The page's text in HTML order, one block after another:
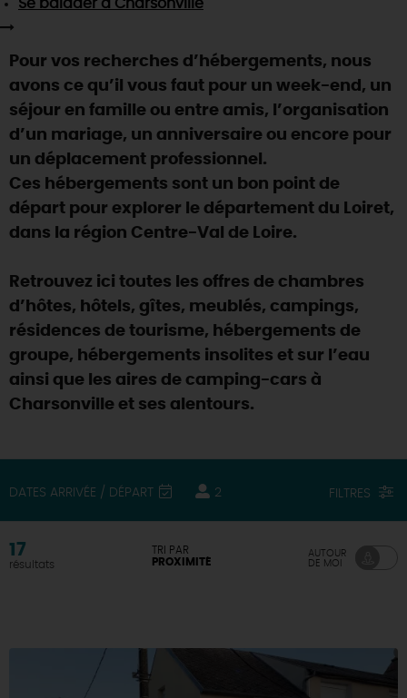
Visitesgourmandesetcréatives
Chic,une aire de pique-nique
Par ici lesguinguettes
Que rapporter du Loiret ?
La Route desMétiers d'Art
TOUT L'ART DE VIVRE
(re)Découvrir les coulisses de la Faïencerie de
Expérimenterles parcours Baludik🕵️
Rendez-vous de la nature en 2026
Des sorties en famille dans le Loiret !
Où sortir ?
AUJOURD'HUI
TOUT L'AGENDA
SE REPÉRER,SE DÉPLACER
INFOS &SERVICES
RÉSERVERMAINTENANT
Se balader à Charsonville
Pour vos recherches d’hébergements, nous
avons ce qu’il vous faut pour un week-end, un
séjour en famille ou entre amis, l’organisation
d’un mariage, un anniversaire ou encore pour
un déplacement professionnel.
Ces hébergements sont un bon point de
départ pour explorer le département du Loiret,
dans la région Centre-Val de Loire.
Retrouvez ici toutes les offres de chambres
d’hôtes, hôtels, gîtes, meublés, campings,
résidences de tourisme, hébergements de
groupe, hébergements insolites et sur l’eau
ainsi que les aires de camping-cars à
Charsonville et ses alentours.
DATES ARRIVÉE / DÉPART 2 FILTRES
17
résultats
TRI PAR
PROXIMITÉ
AUTOUR
DE MOI